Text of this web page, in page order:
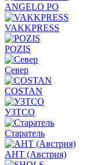
ANGELO PO
VAKKPRESS
POZIS
Север
COSTAN
УЗТСО
Старатель
АНТ (Австрия)